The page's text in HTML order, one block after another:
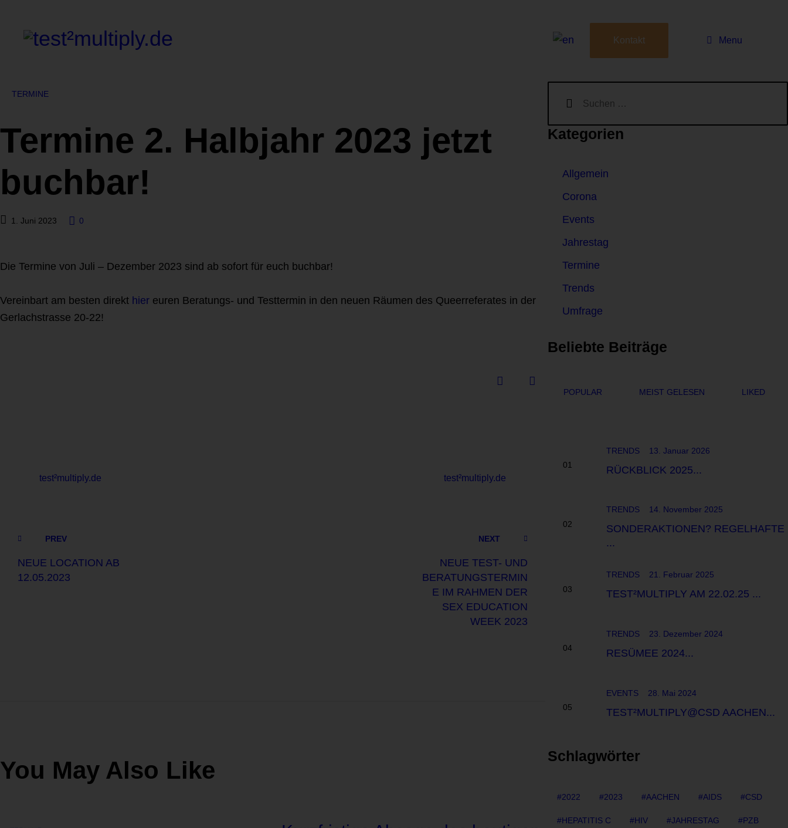
Kontakt Menu
TERMINE
Termine 2. Halbjahr 2023 jetzt
buchbar!
1. Juni 2023 0
Die Termine von Juli – Dezember 2023 sind ab sofort für euch buchbar!
Vereinbart am besten direkt hier euren Beratungs- und Testtermin in den neuen Räumen des Queerreferates in der
Gerlachstrasse 20-22!
test²multiply.de
PREV
NEUE LOCATION AB
12.05.2023
test²multiply.de
NEXT
NEUE TEST- UND
BERATUNGSTERMIN
E IM RAHMEN DER
SEX EDUCATION
WEEK 2023
You May Also Like
Kategorien
Allgemein
Corona
Events
Jahrestag
Termine
Trends
Umfrage
Beliebte Beiträge
POPULAR MEIST GELESEN LIKED
TRENDS 13. Januar 2026
RÜCKBLICK 2025...
TRENDS 14. November 2025
SONDERAKTIONEN? REGELHAFTE
...
TRENDS 21. Februar 2025
TEST²MULTIPLY AM 22.02.25 ...
TRENDS 23. Dezember 2024
RESÜMEE 2024...
EVENTS 28. Mai 2024
TEST²MULTIPLY@CSD AACHEN...
Schlagwörter
2022 2023 AACHEN AIDS CSD
HEPATITIS C HIV JAHRESTAG PZB